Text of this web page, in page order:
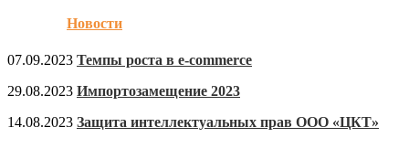
Новости
07.09.2023 Темпы роста в e-commerce
29.08.2023 Импортозамещение 2023
14.08.2023 Защита интеллектуальных прав ООО «ЦКТ»